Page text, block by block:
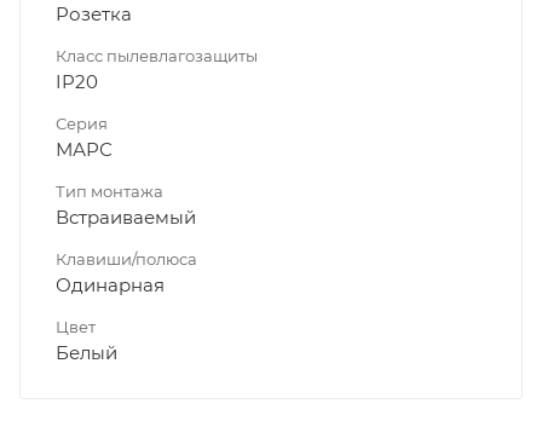
Розетка
Класс пылевлагозащиты
IP20
Серия
МАРС
Тип монтажа
Встраиваемый
Клавиши/полюса
Одинарная
Цвет
Белый